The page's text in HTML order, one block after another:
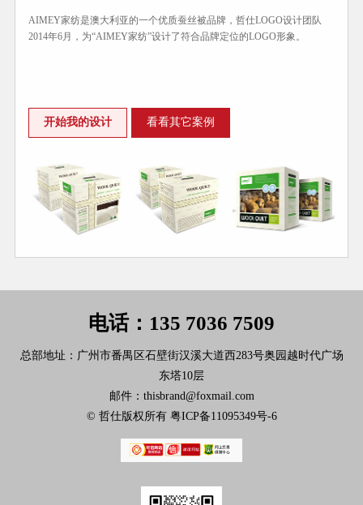
AIMEY家纺是澳大利亚的一个优质蚕丝被品牌，哲仕LOGO设计团队
2014年6月，为“AIMEY家纺”设计了符合品牌定位的LOGO形象。
开始我的设计 看看其它案例
电话：135 7036 7509
总部地址：广州市番禺区石壁街汉溪大道西283号奥园越时代广场
东塔10层
邮件：thisbrand@foxmail.com
© 哲仕版权所有 粤ICP备11095349号-6